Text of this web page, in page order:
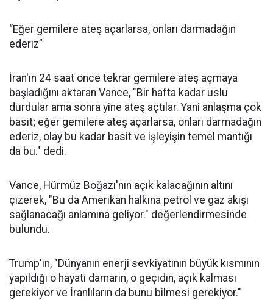
“Eğer gemilere ateş açarlarsa, onları darmadağın
ederiz”
İran'ın 24 saat önce tekrar gemilere ateş açmaya
başladığını aktaran Vance, "Bir hafta kadar uslu
durdular ama sonra yine ateş açtılar. Yani anlaşma çok
basit; eğer gemilere ateş açarlarsa, onları darmadağın
ederiz, olay bu kadar basit ve işleyişin temel mantığı
da bu." dedi.
Vance, Hürmüz Boğazı'nın açık kalacağının altını
çizerek, "Bu da Amerikan halkına petrol ve gaz akışı
sağlanacağı anlamına geliyor." değerlendirmesinde
bulundu.
Trump'ın, "Dünyanın enerji sevkiyatının büyük kısmının
yapıldığı o hayati damarın, o geçidin, açık kalması
gerekiyor ve İranlıların da bunu bilmesi gerekiyor."